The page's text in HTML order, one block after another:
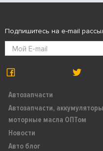
Автозапчасти
Автозапчасти,
моторные масла ОПТом
Новости
Авто блог
Подпишитесь на e-mail